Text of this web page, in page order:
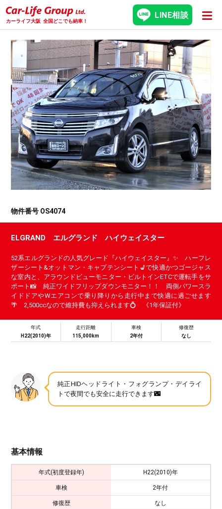
カーライフ大阪 全国どこでも納車！
LINE相談
物件番号 OS4074
ELGRAND エルグランド ハイウェイスター
52系エルグランドの人気グレード『ハイウェイスター』✨ ハーフレ
ザーシート&オットマン・キャプテンシート💺で快適かつゴージャス
な室内と、アラウンドビューモニター・ビルトインETCで運転手をサ
ポート📸 純正ワイドフリップダウンモニター！！ 両側パワースラ
イドドアやWエアコンで乗り降りから走行中まで快適に過ごせます
🌴 2,500ccなので維持費も抑えられます💍 《1年保証付》
年式
H22(2010)年
走行距離
115,000km
車検
2年付
修復歴
なし
純正HIDヘッドライト・フォグランプ・デイライ
トで夜間でも安全に走行できます🌃
基本情報
年式(初度登録年) H22(2010)年
車検 2年付
修復歴 なし